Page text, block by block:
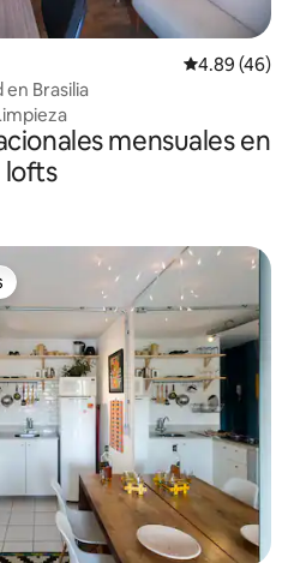
Calificación
4.89 (46)
Brasilia
mensuales en
lofts